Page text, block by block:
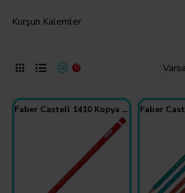
Kurşun Kalemler
0
Faber Castell 1410 Kopya Kalemi 12 Adet - Kırmızı